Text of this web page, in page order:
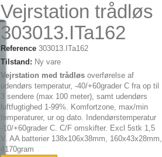
Vejrstation trådløs
303013.ITa162
Reference 303013.ITa162
Tilstand: Ny vare
Vejrstation med trådløsoverførelse af
udendørs temperatur, -40/+60grader C fra op til
3 sendere (max 100 meter), samt udendørs
luftfugtighed 1-99%. Komfortzone, max/min
temperaturer, ur og dato. Indendørstemperatur
-10/+60grader C. C/F omskifter. Excl 5stk 1,5
V. AA batterier 138x106x38mm, 160x43x28mm,
4170gram